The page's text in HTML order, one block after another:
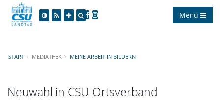
Menü
START MEDIATHEK MEINE ARBEIT IN BILDERN
Neuwahl in CSU Ortsverband